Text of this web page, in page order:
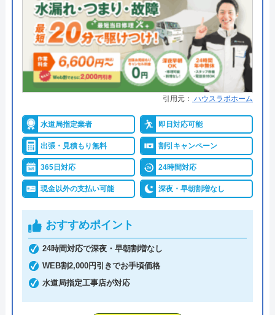
引用元： ハウスラボホーム
水道局指定業者 即日対応可能
出張・見積もり無料 割引キャンペーン
365日対応 24時間対応
現金以外の支払い可能 深夜・早朝割増なし
おすすめポイント
24時間対応で深夜・早朝割増なし
WEB割2,000円引きでお手頃価格
水道局指定工事店が対応